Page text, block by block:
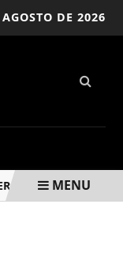
DE 2026
IMPRESSO
MENU